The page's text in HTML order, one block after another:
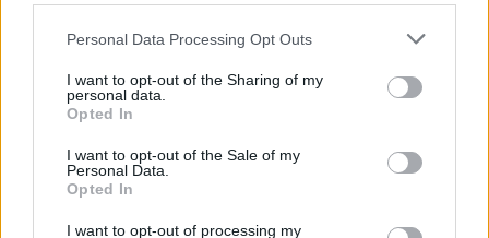
Personal Data Processing Opt Outs
I want to opt-out of the Sharing of my
personal data.
Opted In
I want to opt-out of the Sale of my
Personal Data.
Opted In
I want to opt-out of processing my